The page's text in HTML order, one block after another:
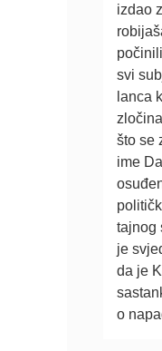
izdao
svi
lanca
što se
ime
tajnog
je
da je
o